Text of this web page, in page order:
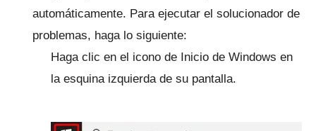
automáticamente. Para ejecutar el solucionador de
problemas, haga lo siguiente:
Haga clic en el icono de Inicio de Windows en
la esquina izquierda de su pantalla.